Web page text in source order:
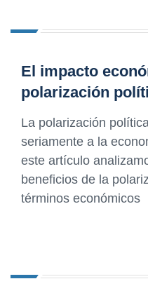
El impacto
polarización
La polarización
seriamente a la
este artículo
beneficios de la
términos económicos